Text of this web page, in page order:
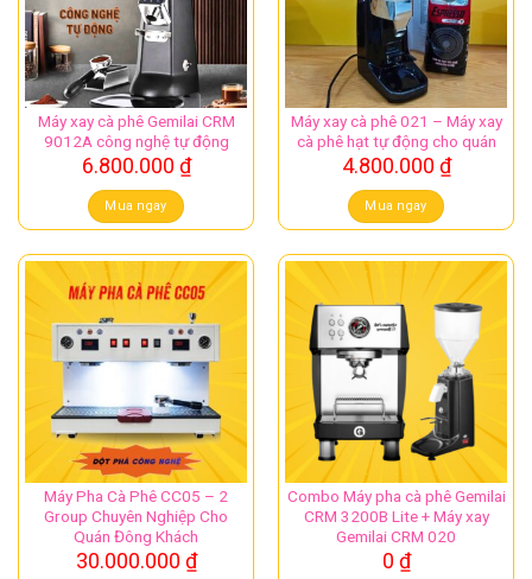
Máy xay cà phê Gemilai CRM
9012A công nghệ tự động
6.800.000 ₫
Mua ngay
Máy xay cà phê 021 – Máy xay
cà phê hạt tự động cho quán
4.800.000 ₫
Mua ngay
Máy Pha Cà Phê CC05 – 2
Group Chuyên Nghiệp Cho
Quán Đông Khách
30.000.000 ₫
Combo Máy pha cà phê Gemilai
CRM 3200B Lite + Máy xay
Gemilai CRM 020
0 ₫